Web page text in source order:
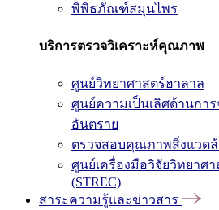
พิพิธภัณฑ์สมุนไพร
บริการตรวจวิเคราะห์คุณภาพ
ศูนย์วิทยาศาสตร์ฮาลาล
ศูนย์ความเป็นเลิศด้านกา
อันตราย
ตรวจสอบคุณภาพสิ่งแวด
ศูนย์เครื่องมือวิจัยวิทยาศ
(STREC)
สาระความรู้และข่าวสาร